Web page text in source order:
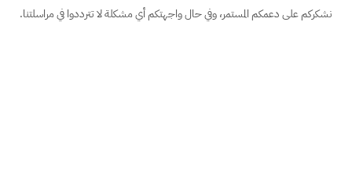
نشكركم على دعمكم المستمر، وفي حال واجهتكم أي مشكلة لا تترددوا في مراسلتنا.